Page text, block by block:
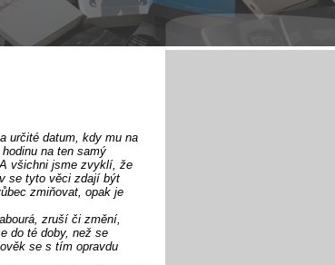
určité datum, kdy mu na
na ten samý
všichni jsme zvyklí, že
se tyto věci zdají být
zmiňovat, opak je
zruší či změní,
do té doby, než se
se s tím opravdu